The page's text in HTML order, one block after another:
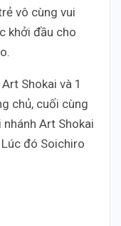
vô cùng vui
khởi đầu cho
Shokai và 1
chủ, cuối cùng
Art Shokai
đó Soichiro